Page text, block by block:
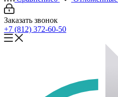
Заказать звонок
+7 (812) 372-60-50